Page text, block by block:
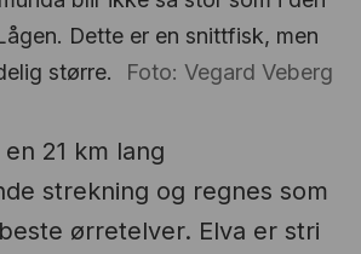
Dette er en snittfisk, men
større.
Foto: Vegard Veberg
21 km lang
strekning og regnes som
ørretelver. Elva er stri